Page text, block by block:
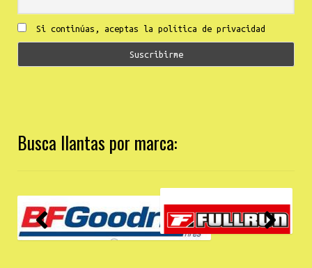
Si continúas, aceptas la política de privacidad
Busca llantas por marca: